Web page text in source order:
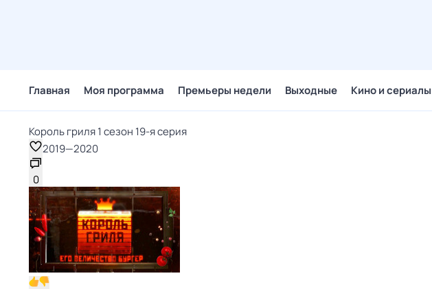
Главная Моя программа Премьеры недели Выходные Кино и сериалы
Король гриля 1 сезон 19-я серия
2019—2020
0